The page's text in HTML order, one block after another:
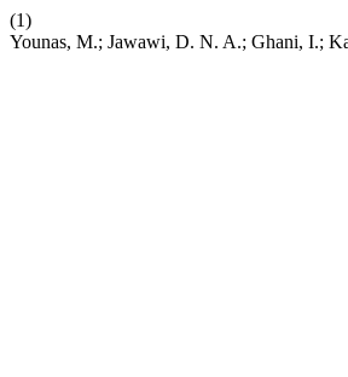
(1)
Younas, M.; Jawawi, D. N. A.; Ghani, I.;